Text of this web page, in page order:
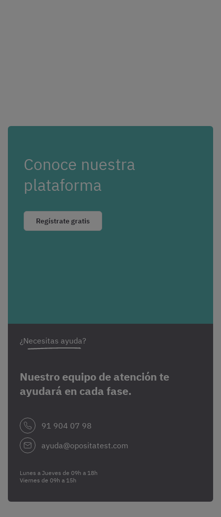
Conoce nuestra
plataforma
Regístrate gratis
¿Necesitas ayuda?
Nuestro equipo de atención te
ayudará en cada fase.
91 904 07 98
ayuda@opositatest.com
Lunes a Jueves de 09h a 18h
Viernes de 09h a 15h